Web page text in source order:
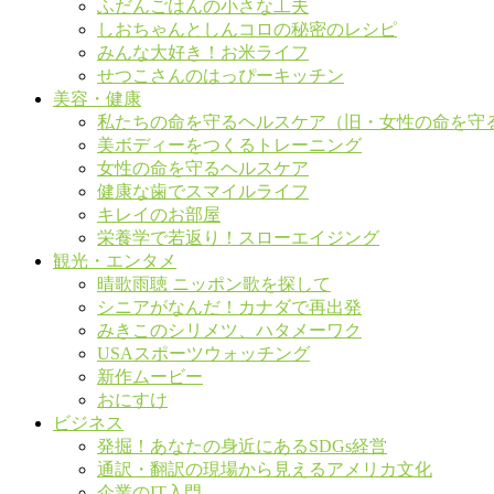
ふだんごはんの小さな工夫
しおちゃんとしんコロの秘密のレシピ
みんな大好き！お米ライフ
せつこさんのはっぴーキッチン
美容・健康
私たちの命を守るヘルスケア（旧・女性の命を守
美ボディーをつくるトレーニング
女性の命を守るヘルスケア
健康な歯でスマイルライフ
キレイのお部屋
栄養学で若返り！スローエイジング
観光・エンタメ
晴歌雨聴 ニッポン歌を探して
シニアがなんだ！カナダで再出発
みきこのシリメツ、ハタメーワク
USAスポーツウォッチング
新作ムービー
おにすけ
ビジネス
発掘！あなたの身近にあるSDGs経営
通訳・翻訳の現場から見えるアメリカ文化